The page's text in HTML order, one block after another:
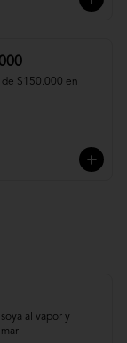
de $150.000 en
al vapor y